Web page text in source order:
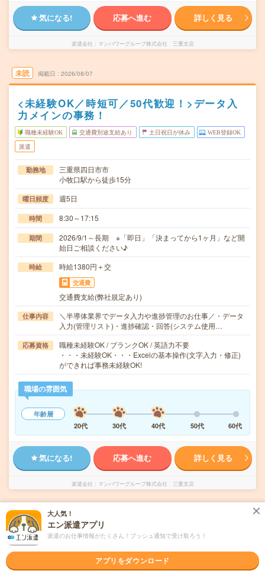
気になる! 応募へ進む 詳しく見る
派遣会社 マンパワーグループ株式会社 三重支店
未読 掲載日 2026/08/07
<未経験OK／時短可／50代歓迎！>データ入
力メインの事務！
職種未経験OK 交通費別途支給あり 土日祝日が休み WEB登録OK
派遣
勤務地
三重県四日市市
小牧口駅から徒歩15分
曜日頻度 週5日
時間 8:30～17:15
期間
2026/9/1～長期 ※「即日」「決まってから1ヶ月」など開
始日ご相談ください♪
時給 時給1380円＋交
交通費
交通費支給(弊社規定あり)
仕事内容
＼半導体業界でデータ入力や進捗管理のお仕事／・データ
入力(管理リスト)・進捗確認・回答(システム使用…
応募資格
職種未経験OK / ブランクOK / 英語力不要
・・・未経験OK・・・Excelの基本操作(文字入力・修正)
ができれば事務未経験OK!
職場の雰囲気
年齢層
20代
30代 40代 50代 60代
気になる! 応募へ進む 詳しく見る
派遣会社 マンパワーグループ株式会社 三重支店
未読 掲載日 2026/08/07
未経験OK！【コツコツ】津で一般事務
職種未経験OK 交通費別途支給あり 土日祝日が休み WEB登録OK
大人気！
エン派遣アプリ
派遣のお仕事情報がたくさん！プッシュ通知で受け取ろう！
アプリをダウンロード